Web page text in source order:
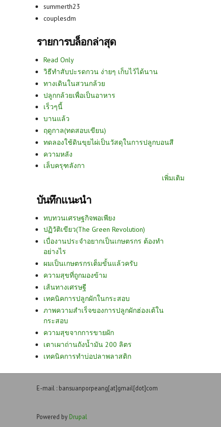
summerth23
couplesdm
รายการบล็อกล่าสุด
Read Only
วิธีทำสับปะรดกวน ง่ายๆ เก็บไว้ได้นาน
ทางเดินในสวนกล้วย
ปลูกกล้วยเพื่อเป็นอาหาร
เร็วๆนี้
บานแล้ว
ฤดูกาล(ทดสอบเขียน)
ทดลองใช้ดินขุยไผ่เป็นวัสดุในการปลูกบอนสี
ความหลัง
เล็บครุฑลังกา
เพิ่มเติม
บันทึกแนะนำ
ทบทวนเศรษฐกิจพอเพียง
ปฏิวัติเขียว(The Green Revolution)
เบื่องานประจำอยากเป็นเกษตรกร ต้องทำ
อย่างไร
ผมเป็นเกษตรกรเต็มขั้นแล้วครับ
ความสุขที่ถูกมองข้าม
เส้นทางเศรษฐี
เทคนิคการปลูกผักในกระสอบ
ภาพความสำเร็จของการปลูกผักฮ่องเต้ใน
กระสอบ
ความสุขจากการขายผัก
เตาเผาถ่านถังน้ำมัน 200 ลิตร
เทคนิคการทำบ่อปลาพลาสติก
E-mail : bansuanporpeang[at]gmail[dot]com
Powered by Drupal